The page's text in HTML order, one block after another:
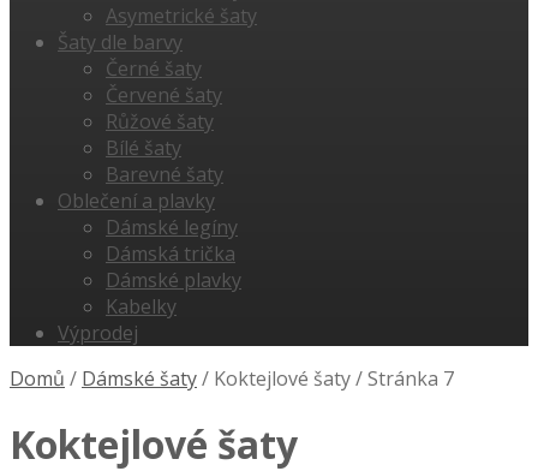
Asymetrické šaty
Šaty dle barvy
Černé šaty
Červené šaty
Růžové šaty
Bílé šaty
Barevné šaty
Oblečení a plavky
Dámské legíny
Dámská trička
Dámské plavky
Kabelky
Výprodej
Domů / Dámské šaty/ Koktejlové šaty/Stránka 7
Koktejlové šaty